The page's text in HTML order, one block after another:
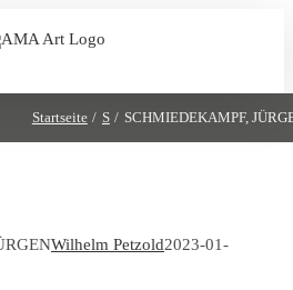
Startseite S SCHMIEDEKAMPF,
Wilhelm Petzold2023-01-